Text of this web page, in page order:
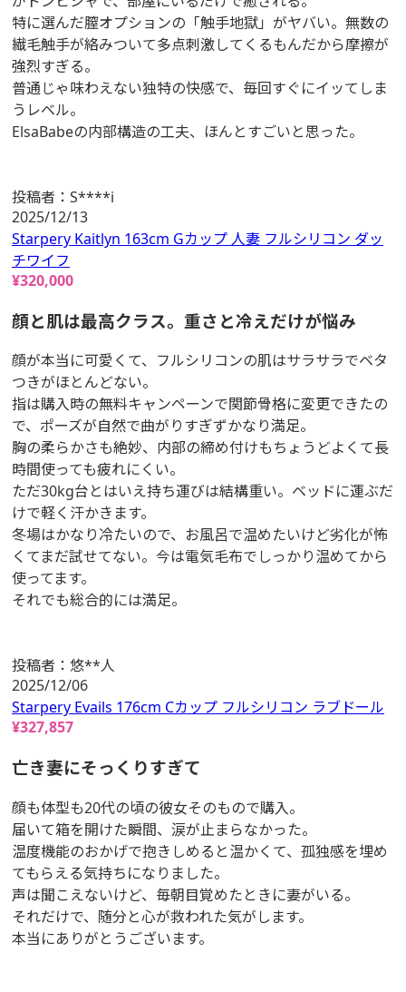
特に選んだ膣オプションの「触手地獄」がヤバい。無数の
繊毛触手が絡みついて多点刺激してくるもんだから摩擦が
強烈すぎる。
普通じゃ味わえない独特の快感で、毎回すぐにイッてしま
うレベル。
ElsaBabeの内部構造の工夫、ほんとすごいと思った。
投稿者： S****i
2025/12/13
Starpery Kaitlyn 163cm Gカップ 人妻 フルシリコン ダッ
チワイフ
¥320,000
顔と肌は最高クラス。重さと冷えだけが悩み
顔が本当に可愛くて、フルシリコンの肌はサラサラでベタ
つきがほとんどない。
指は購入時の無料キャンペーンで関節骨格に変更できたの
で、ポーズが自然で曲がりすぎずかなり満足。
胸の柔らかさも絶妙、内部の締め付けもちょうどよくて長
時間使っても疲れにくい。
ただ30kg台とはいえ持ち運びは結構重い。ベッドに運ぶだ
けで軽く汗かきます。
冬場はかなり冷たいので、お風呂で温めたいけど劣化が怖
くてまだ試せてない。今は電気毛布でしっかり温めてから
使ってます。
それでも総合的には満足。
投稿者： 悠**人
2025/12/06
Starpery Evails 176cm Cカップ フルシリコン ラブドール
¥327,857
亡き妻にそっくりすぎて
顔も体型も20代の頃の彼女そのもので購入。
届いて箱を開けた瞬間、涙が止まらなかった。
温度機能のおかげで抱きしめると温かくて、孤独感を埋め
てもらえる気持ちになりました。
声は聞こえないけど、毎朝目覚めたときに妻がいる。
それだけで、随分と心が救われた気がします。
本当にありがとうございます。